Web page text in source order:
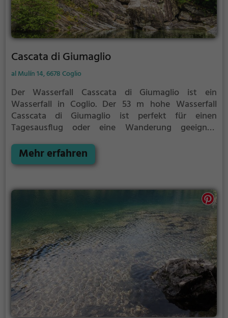
Cascata di Giumaglio
al Mulín 14, 6678 Coglio
Der Wasserfall Casscata di Giumaglio ist ein
Wasserfall in Coglio. Der 53 m hohe Wasserfall
Casscata di Giumaglio ist perfekt für einen
Tagesausflug oder eine Wanderung geeignet.
Fotos.
Mehr erfahren